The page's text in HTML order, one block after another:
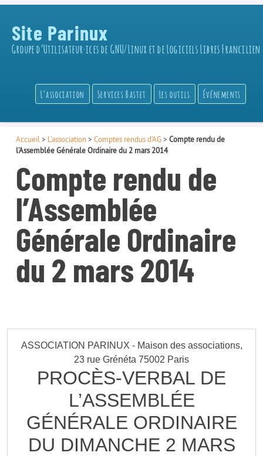
Site Parinux
Groupe d’Utilisateur·ices de GNU/Linux et de Logiciels Libres Francilien
L’association Services Bastet Les outils Événements
Accueil > L’association> Comptes rendus d’AG> Compte rendu de
l’Assemblée Générale Ordinaire du 2 mars 2014
Compte rendu de
l’Assemblée
Générale Ordinaire
du 2 mars 2014
ASSOCIATION PARINUX - Maison des associations,
23 rue Grénéta 75002 Paris
PROCÈS-VERBAL DE
L’ASSEMBLÉE
GÉNÉRALE ORDINAIRE
DU DIMANCHE 2 MARS